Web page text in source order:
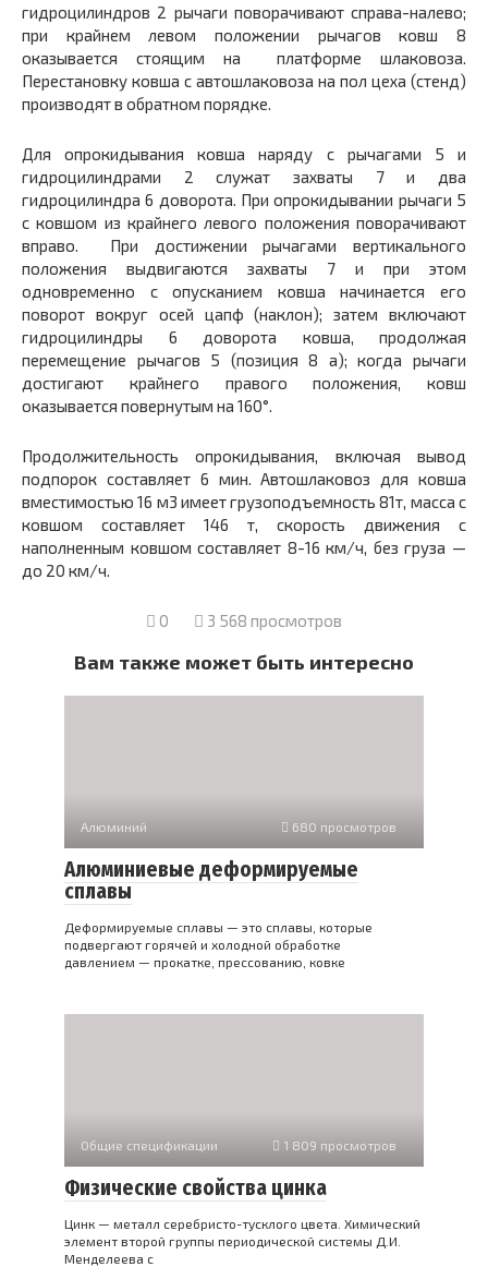
гидроцилиндров 2 рычаги поворачивают справа-налево;
при крайнем левом положении рычагов ковш 8
оказывается стоящим на платформе шлаковоза.
Перестановку ковша с автошлаковоза на пол цеха (стенд)
производят в обратном порядке.
Для опрокидывания ковша наряду с рычагами 5 и
гидроцилиндрами 2служат захваты 7 и два
гидроцилиндра6 доворота. При опрокидывании рычаги 5
с ковшом из крайнего левого положения поворачивают
вправо. При достижении рычагами вертикального
положения выдвигаются захваты 7 и при этом
одновременно с опусканием ковша начинается его
поворот вокруг осей цапф (наклон); затем включают
гидроцилиндры 6 доворота ковша, продолжая
перемещение рычагов 5 (позиция8 а); когда рычаги
достигают крайнего правого положения, ковш
оказывается повернутым на 160°.
Продолжительность опрокидывания, включая вывод
подпорок составляет 6 мин. Автошлаковоз для ковша
вместимостью 16 м3 имеет грузоподъемность 81т, масса с
ковшом составляет 146 т, скорость движения с
наполненным ковшом составляет 8-16 км/ч, без груза —
до 20 км/ч.
0 3 568 просмотров
Вам также может быть интересно
Алюминий 680 просмотров
Алюминиевые деформируемые
сплавы
Деформируемые сплавы — это сплавы, которые
подвергают горячей и холодной обработке
давлением — прокатке, прессованию, ковке
Общие спецификации 1 809 просмотров
Физические свойства цинка
Цинк — металл серебристо-тусклого цвета. Химический
элемент второй группы периодической системы Д.И.
Менделеева с